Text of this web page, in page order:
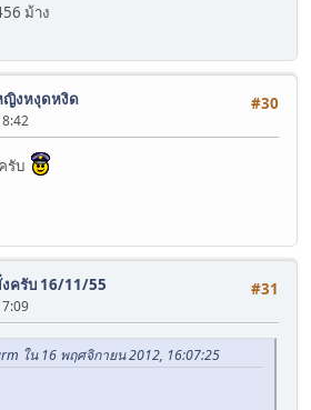
ม้าง
#30
ญิงหงุดหงิด
รับ
#31
ครับ 16/11/55
ใน 16 พฤศจิกายน 2012, 16:07:25